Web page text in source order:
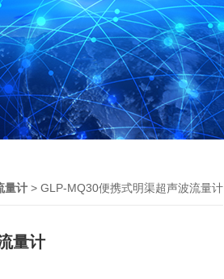
量计 > GLP-MQ30便携式明渠超声波流量计
量计